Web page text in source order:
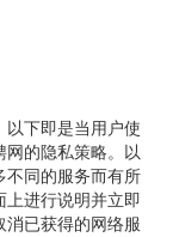
以下即是当用户使
网的隐私策略。以
不同的服务而有所
上进行说明并立即
消已获得的网络服